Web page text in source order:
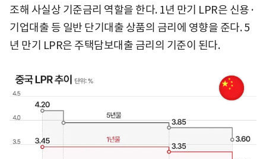
조해 사실상 기준금리 역할을 한다. 1년 만기 LPR은 신용·
기업대출 등 일반 단기대출 상품의 금리에 영향을 준다. 5
년 만기 LPR은 주택담보대출 금리의 기준이 된다.